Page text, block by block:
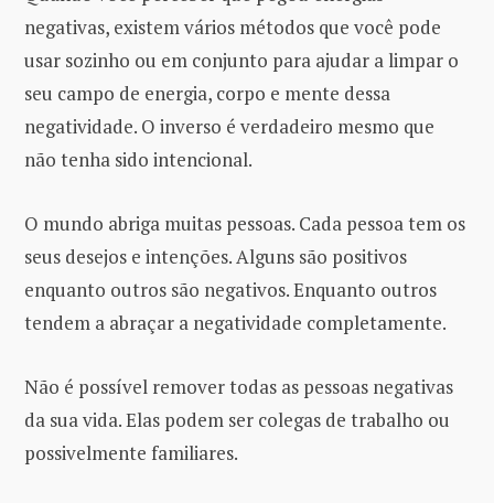
negativas, existem vários métodos que você pode
usar sozinho ou em conjunto para ajudar a limpar o
seu campo de energia, corpo e mente dessa
negatividade. O inverso é verdadeiro mesmo que
não tenha sido intencional.
O mundo abriga muitas pessoas. Cada pessoa tem os
seus desejos e intenções. Alguns são positivos
enquanto outros são negativos. Enquanto outros
tendem a abraçar a negatividade completamente.
Não é possível remover todas as pessoas negativas
da sua vida. Elas podem ser colegas de trabalho ou
possivelmente familiares.